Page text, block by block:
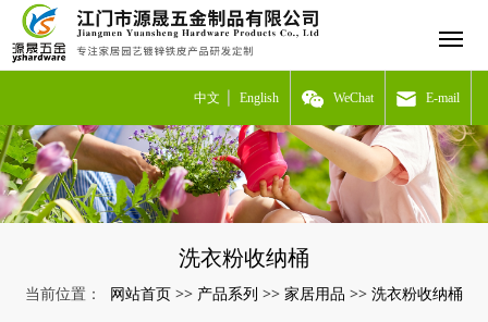
中文 English WeChat E-mail
洗衣粉收纳桶
当前位置： 网站首页 >> 产品系列 >> 家居用品 >> 洗衣粉收纳桶